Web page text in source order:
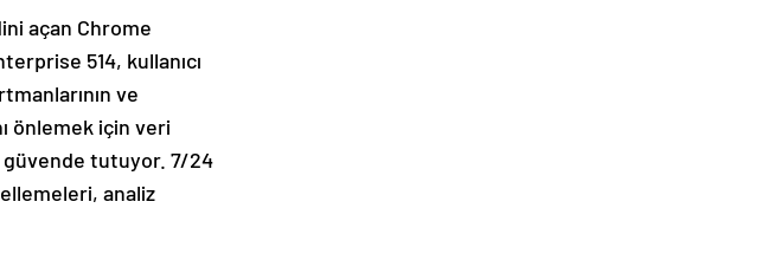
açan Chrome
514, kullanıcı
ve
önlemek için veri
güvende tutuyor. 7/24
analiz